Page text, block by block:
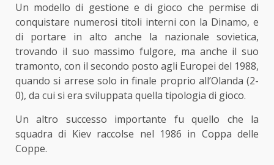
Un modello di gestione e di gioco che permise di
conquistare numerosi titoli interni con la Dinamo, e
di portare in alto anche la nazionale sovietica,
trovando il suo massimo fulgore, ma anche il suo
tramonto, con il secondo posto agli Europei del 1988,
quando si arrese solo in finale proprio all’Olanda (2-
0), da cui si era sviluppata quella tipologia di gioco.
Un altro successo importante fu quello che la
squadra di Kiev raccolse nel 1986 in Coppa delle
Coppe.